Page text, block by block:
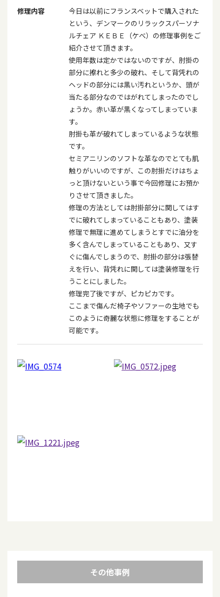
修理内容
今日は以前にフランスベットで購入された
という、デンマークのリラックスパーソナ
ルチェア ＫＥＢＥ（ケべ）の修理事例をご
紹介させて頂きます。
使用年数は定かではないのですが、肘掛の
部分に擦れと多少の破れ、そして背凭れの
ヘッドの部分には黒い汚れというか、頭が
当たる部分なのではがれてしまったのでし
ょうか。赤い革が黒くなってしまっていま
す。
肘掛も革が破れてしまっているような状態
です。
セミアニリンのソフトな革なのでとても肌
触りがいいのですが、この肘掛だけはちょ
っと頂けないという事で今回修理にお預か
りさせて頂きました。
修理の方法としては肘掛部分に関してはす
でに破れてしまっていることもあり、塗装
修理で無理に進めてしまうとすでに油分を
多く含んでしまっていることもあり、又す
ぐに傷んでしまうので、肘掛の部分は張替
えを行い、背凭れに関しては塗装修理を行
うことにしました。
修理完了後ですが、ピカピカです。
ここまで傷んだ椅子やソファーの生地でも
このように奇麗な状態に修理をすることが
可能です。
その他事例